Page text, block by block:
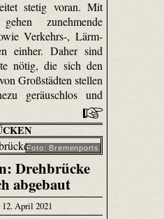
stetig voran. Mit
zunehmende
Verkehrs-, Lärm-
einher. Daher sind
nötig, die sich den
Großstädten stellen
geräuschlos und
Foto: Bremenports
Drehbrücke
abgebaut
April 2021